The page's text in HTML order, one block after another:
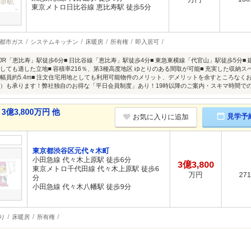
東京メトロ日比谷線 恵比寿駅 徒歩5分
都市ガス システムキッチン 床暖房 所有権 即入居可
「恵比寿」駅徒歩6分■ 日比谷線「恵比寿」駅徒歩4分■ 東急東横線「代官山」駅徒歩5分■
ても適した立地■ 容積率216％、第3種高度地区 ゆとりのある間取が可能■ 充実した収納ス
員約5.4m■ 注文住宅用地としても利用可能物件のメリット、デメリットを余すところなく
も承ります！弊社独自のお得な「平日会員制度」あり！19時以降のご案内・スキマ時間で
億3,800万円 他
お気に入りに追加 見学予
東京都渋谷区元代々木町
小田急線 代々木上原駅 徒歩6分
東京メトロ千代田線 代々木上原駅 徒歩6
分
小田急線 代々木八幡駅 徒歩9分
3億3,800
万円
床暖房 所有権